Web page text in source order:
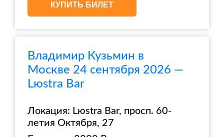
КУПИТЬ БИЛЕТ
Владимир Кузьмин в
Москве 24 сентября 2026 —
Lюstra Bar
Локация: Lюstra Bar, просп. 60-
летия Октября, 27